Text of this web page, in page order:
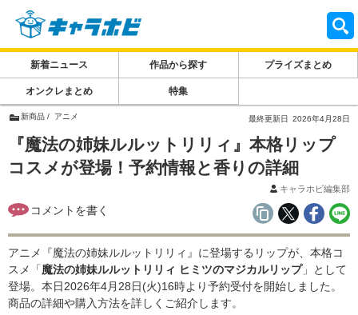
新着ニュース 作品から探す プライズまとめ
オンクレまとめ 特集
新商品 アニメ 最終更新日 2026年4月28日
『魔法の姉妹ルルットリリィ』本格リップ
コスメが登場！予約情報と香りの詳細
キャラホビ編集部
アニメ『魔法の姉妹ルルットリリィ』に登場するリップが、本格コ
スメ「魔法の姉妹ルルットリリィ ヒミツのマジカルリップ」として
登場。本日2026年4月28日(火)16時より予約受付を開始しました。
商品の詳細や購入方法を詳しくご紹介します。